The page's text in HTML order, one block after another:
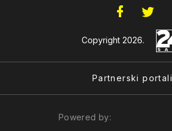
Copyright 2026.
Partnerski portali
Powered by: